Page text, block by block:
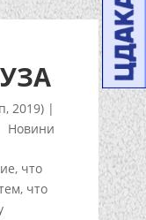
2019) |
Новини
что
что